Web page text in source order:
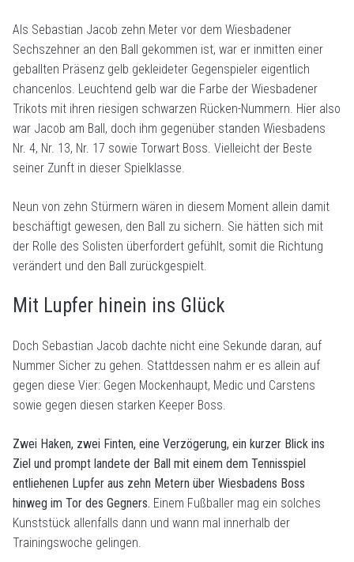
Als Sebastian Jacob zehn Meter vor dem Wiesbadener
Sechszehner an den Ball gekommen ist, war er inmitten einer
geballten Präsenz gelb gekleideter Gegenspieler eigentlich
chancenlos. Leuchtend gelb war die Farbe der Wiesbadener
Trikots mit ihren riesigen schwarzen Rücken-Nummern. Hier also
war Jacob am Ball, doch ihm gegenüber standen Wiesbadens
Nr. 4, Nr. 13, Nr. 17 sowie Torwart Boss. Vielleicht der Beste
seiner Zunft in dieser Spielklasse.
Neun von zehn Stürmern wären in diesem Moment allein damit
beschäftigt gewesen, den Ball zu sichern. Sie hätten sich mit
der Rolle des Solisten überfordert gefühlt, somit die Richtung
verändert und den Ball zurückgespielt.
Mit Lupfer hinein ins Glück
Doch Sebastian Jacob dachte nicht eine Sekunde daran, auf
Nummer Sicher zu gehen. Stattdessen nahm er es allein auf
gegen diese Vier: Gegen Mockenhaupt, Medic und Carstens
sowie gegen diesen starken Keeper Boss.
Zwei Haken, zwei Finten, eine Verzögerung, ein kurzer Blick ins
Ziel und prompt landete der Ball mit einem dem Tennisspiel
entliehenen Lupfer aus zehn Metern über Wiesbadens Boss
hinweg im Tor des Gegners. Einem Fußballer mag ein solches
Kunststück allenfalls dann und wann mal innerhalb der
Trainingswoche gelingen.